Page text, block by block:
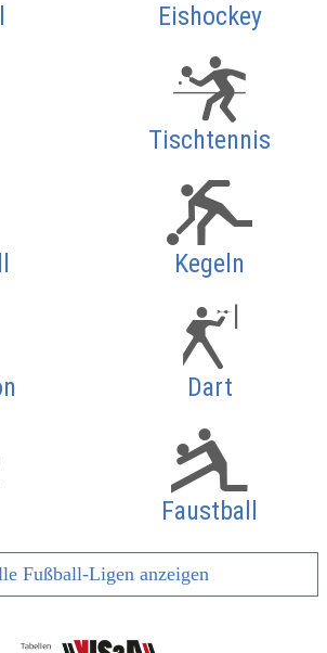
Eishockey
Tischtennis
Kegeln
Dart
Faustball
Fußball-Ligen anzeigen